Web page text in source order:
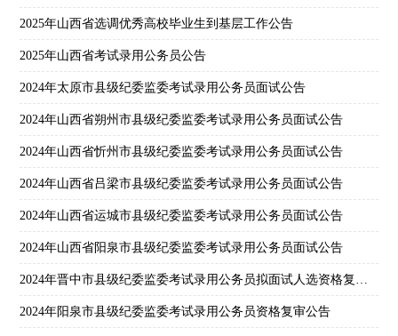
2025年山西省选调优秀高校毕业生到基层工作公告
2025年山西省考试录用公务员公告
2024年太原市县级纪委监委考试录用公务员面试公告
2024年山西省朔州市县级纪委监委考试录用公务员面试公告
2024年山西省忻州市县级纪委监委考试录用公务员面试公告
2024年山西省吕梁市县级纪委监委考试录用公务员面试公告
2024年山西省运城市县级纪委监委考试录用公务员面试公告
2024年山西省阳泉市县级纪委监委考试录用公务员面试公告
2024年晋中市县级纪委监委考试录用公务员拟面试人选资格​复审公告
2024年阳泉市县级纪委监委考试录用公务员资格复审公告